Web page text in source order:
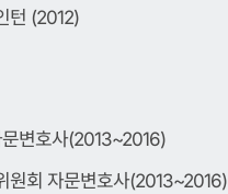
턴 (2012)
변호사(2013~2016)
원회 자문변호사(2013~2016)